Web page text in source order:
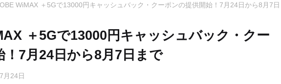
WiMAX ＋5Gで13000円キャッシュバック・クーポンの提供開始！7月24日から8月7日
＋5Gで13000円キャッシュバック・クー
！7月24日から8月7日まで
月24日